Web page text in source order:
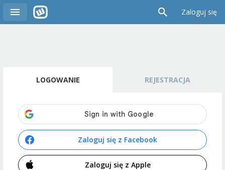
Zaloguj się
LOGOWANIE REJESTRACJA
Zaloguj się z Facebook
Zaloguj się z Apple